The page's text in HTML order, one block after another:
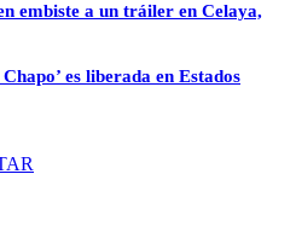
embiste a un tráiler en Celaya,
es liberada en Estados